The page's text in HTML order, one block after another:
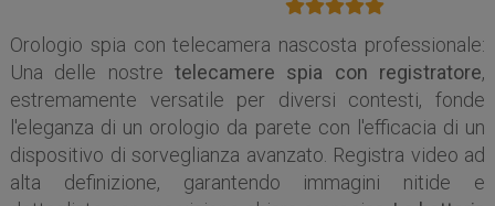
Orologio spia con telecamera nascosta professionale:
Una delle nostre telecamere spia con registratore,
estremamente versatile per diversi contesti, fonde
l'eleganza di un orologio da parete con l'efficacia di un
dispositivo di sorveglianza avanzato. Registra video ad
alta definizione, garantendo immagini nitide e